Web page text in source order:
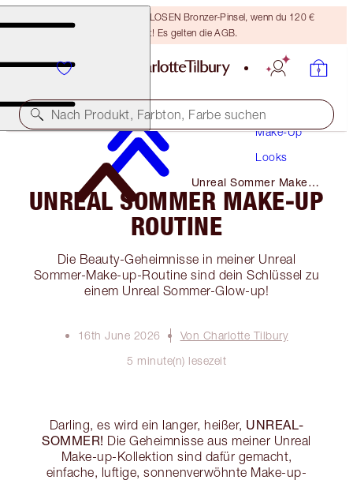
Sichere dir einen KOSTENLOSEN Bronzer-Pinsel, wenn du 120 €
ausgibst! Es gelten die AGB.
Nach Produkt, Farbton, Farbe suchen
Make-Up
Looks
Unreal Sommer Make-
Up Routine
UNREAL SOMMER MAKE-UP
ROUTINE
Die Beauty-Geheimnisse in meiner Unreal
Sommer-Make-up-Routine sind dein Schlüssel zu
einem Unreal Sommer-Glow-up!
16th June 2026
Von Charlotte Tilbury
5 minute(n) lesezeit
Darling, es wird ein langer, heißer, UNREAL-
SOMMER! Die Geheimnisse aus meiner Unreal
Make-up-Kollektion sind dafür gemacht,
einfache, luftige, sonnenverwöhnte Make-up-